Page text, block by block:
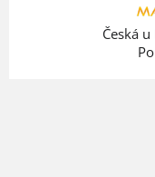
Česká